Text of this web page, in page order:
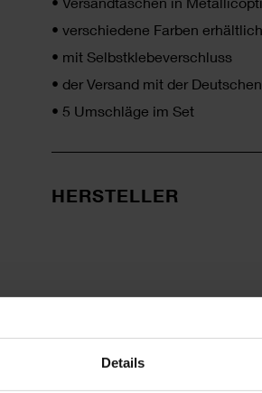
Details
• verschiedene Farben erhältlich
• mit Selbstklebeverschluss
• der Versand mit der
• 5 Umschläge im Set
HERSTELLER